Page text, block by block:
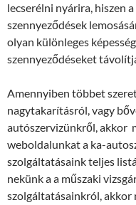
lecserélni nyárira, hiszen
szennyeződések
olyan különleges
szennyeződéseket
Amennyiben többet
nagytakarításról, vagy
autószervizünkről, akkor
weboldalunkat a ka-
szolgáltatásaink teljes
nekünk a a műszaki
szolgáltatásainkról,